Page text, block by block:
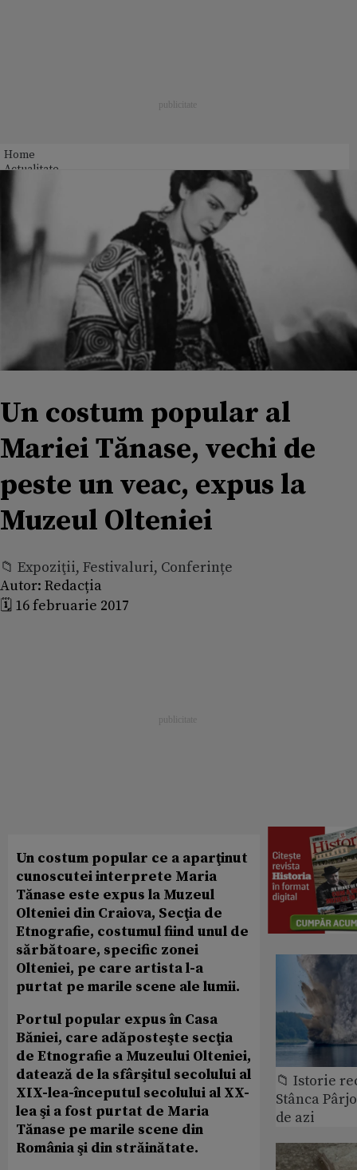
Home
Actualitate
Un costum popular al
Mariei Tănase, vechi de
peste un veac, expus la
Muzeul Olteniei
📁 Expoziţii, Festivaluri, Conferințe
Autor: Redacția
🗓️ 16 februarie 2017
Un costum popular ce a aparţinut
cunoscutei interprete Maria
Tănase este expus la Muzeul
Olteniei din Craiova, Secţia de
Etnografie, costumul fiind unul de
sărbătoare, specific zonei
Olteniei, pe care artista l-a
purtat pe marile scene ale lumii.
Portul popular expus în Casa
Băniei, care adăposteşte secţia
de Etnografie a Muzeului Olteniei,
datează de la sfârşitul secolului al
XIX-lea-începutul secolului al XX-
lea şi a fost purtat de Maria
Tănase pe marile scene din
România şi din străinătate.
📁 Istorie
Stânca
de azi